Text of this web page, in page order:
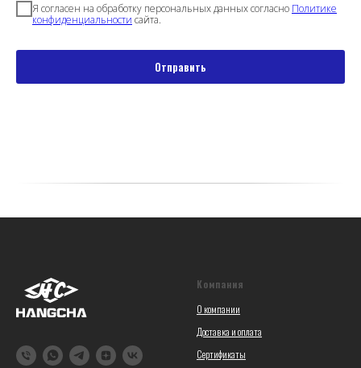
Я согласен на обработку персональных данных согласно Политике
конфиденциальности сайта.
Отправить
Компания
О компании
Доставка и оплата
Сертификаты